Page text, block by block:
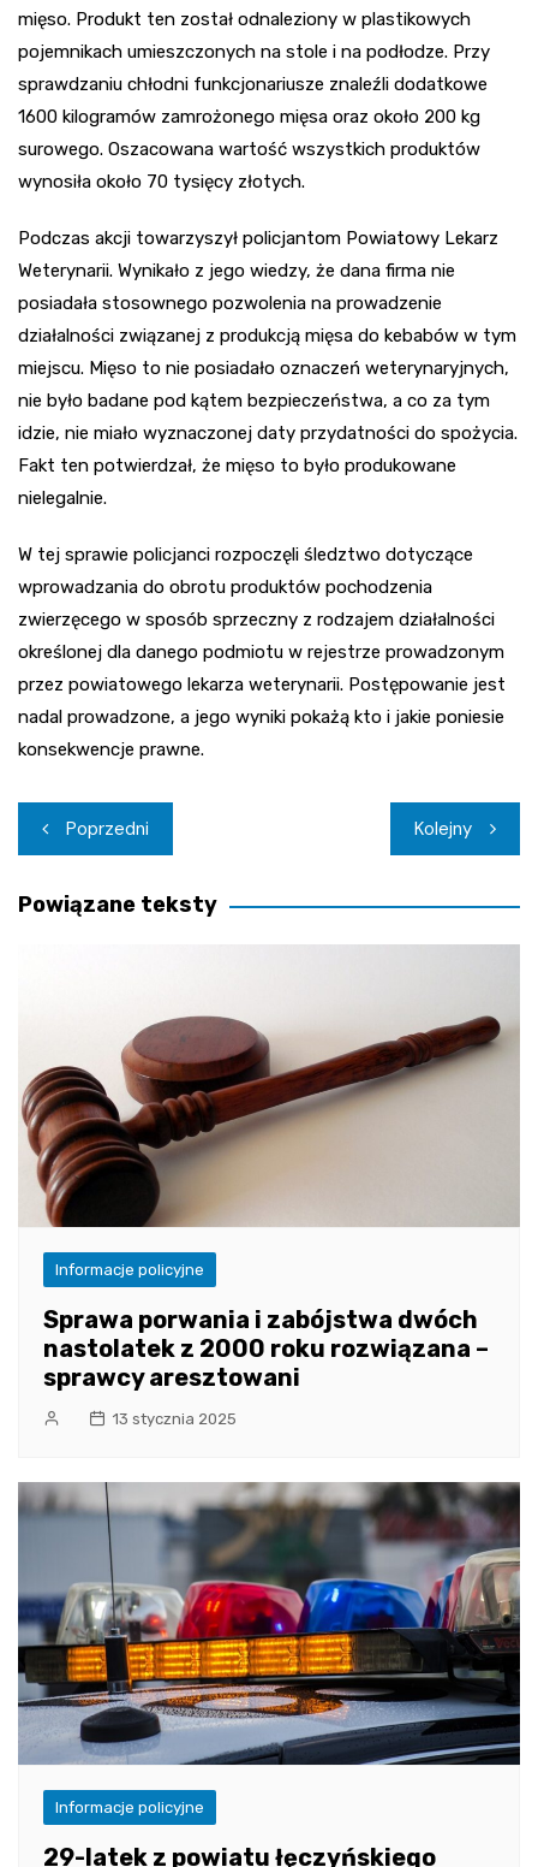
mięso. Produkt ten został odnaleziony w plastikowych
pojemnikach umieszczonych na stole i na podłodze. Przy
sprawdzaniu chłodni funkcjonariusze znaleźli dodatkowe
1600 kilogramów zamrożonego mięsa oraz około 200 kg
surowego. Oszacowana wartość wszystkich produktów
wynosiła około 70 tysięcy złotych.
Podczas akcji towarzyszył policjantom Powiatowy Lekarz
Weterynarii. Wynikało z jego wiedzy, że dana firma nie
posiadała stosownego pozwolenia na prowadzenie
działalności związanej z produkcją mięsa do kebabów w tym
miejscu. Mięso to nie posiadało oznaczeń weterynaryjnych,
nie było badane pod kątem bezpieczeństwa, a co za tym
idzie, nie miało wyznaczonej daty przydatności do spożycia.
Fakt ten potwierdzał, że mięso to było produkowane
nielegalnie.
W tej sprawie policjanci rozpoczęli śledztwo dotyczące
wprowadzania do obrotu produktów pochodzenia
zwierzęcego w sposób sprzeczny z rodzajem działalności
określonej dla danego podmiotu w rejestrze prowadzonym
przez powiatowego lekarza weterynarii. Postępowanie jest
nadal prowadzone, a jego wyniki pokażą kto i jakie poniesie
konsekwencje prawne.
Nawigacja
wpisu
Poprzedni Kolejny
Powiązane teksty
Informacje policyjne
Sprawa porwania i zabójstwa dwóch
nastolatek z 2000 roku rozwiązana –
sprawcy aresztowani
13 stycznia 2025
Informacje policyjne
29-latek z powiatu łęczyńskiego